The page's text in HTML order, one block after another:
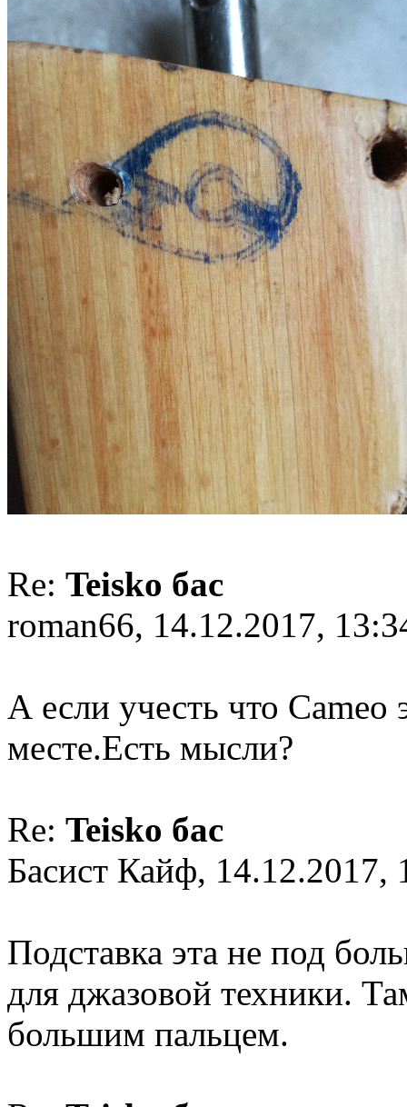
Re: Teisko бас
roman66, 14.12.2017,
А если учесть что Cameo
месте.Есть мысли?
Re: Teisko бас
Басист Кайф, 14.12.2017,
Подставка эта не под
для джазовой техники.
большим пальцем.